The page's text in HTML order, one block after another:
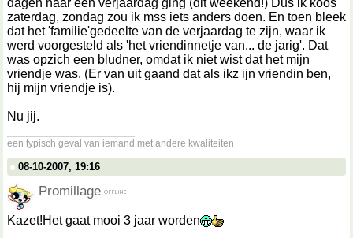
dagen naar een verjaardag ging (dit weekend!) Dus ik koos
zaterdag, zondag zou ik mss iets anders doen. En toen bleek
dat het 'familie'gedeelte van de verjaardag te zijn, waar ik
werd voorgesteld als 'het vriendinnetje van... de jarig'. Dat
was opzich een bludner, omdat ik niet wist dat het mijn
vriendje was. (Er van uit gaand dat als ikz ijn vriendin ben,
hij mijn vriendje is).
Nu jij.
een typisch geval van iemand met andere kwaliteiten
08-10-2007, 19:16
Promillage
Kazet!Het gaat mooi 3 jaar worden